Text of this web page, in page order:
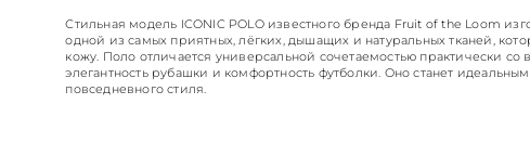
Стильная модель ICONIC POLO известного бренда Fruit of the Loom
одной из самых приятных, лёгких, дышащих и натуральных тканей,
кожу. Поло отличается универсальной сочетаемостью практически
элегантность рубашки и комфортность футболки. Оно станет
повседневного стиля.